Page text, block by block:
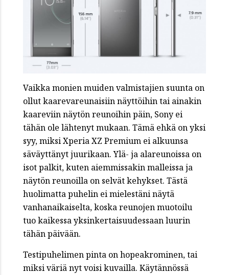
Vaikka monien muiden valmistajien suunta on
ollut kaarevareunaisiin näyttöihin tai ainakin
kaareviin näytön reunoihin päin, Sony ei
tähän ole lähtenyt mukaan. Tämä ehkä on yksi
syy, miksi Xperia XZ Premium ei alkuunsa
säväyttänyt juurikaan. Ylä- ja alareunoissa on
isot palkit, kuten aiemmissakin malleissa ja
näytön reunoilla on selvät kehykset. Tästä
huolimatta puhelin ei mielestäni näytä
vanhanaikaiselta, koska reunojen muotoilu
tuo kaikessa yksinkertaisuudessaan luurin
tähän päivään.
Testipuhelimen pinta on hopeakrominen, tai
miksi väriä nyt voisi kuvailla. Käytännössä